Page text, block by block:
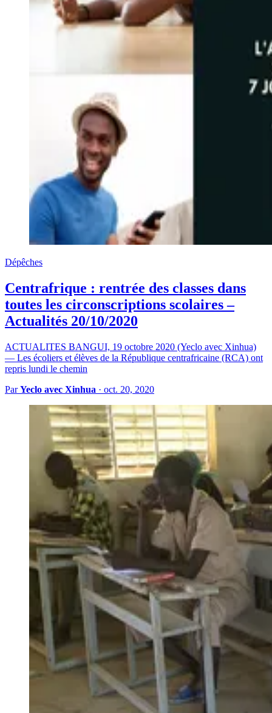
Dépêches
Centrafrique : rentrée des classes dans
toutes les circonscriptions scolaires –
Actualités 20/10/2020
ACTUALITES BANGUI, 19 octobre 2020 (Yeclo avec Xinhua)
— Les écoliers et élèves de la République centrafricaine (RCA) ont
repris lundi le chemin
ParYeclo avec Xinhua · oct. 20, 2020